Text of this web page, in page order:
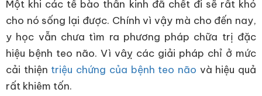
Một khi các tế bào thần kinh đã chết đi sẽ rất khó
cho nó sống lại được. Chính vì vậy mà cho đến nay,
y học vẫn chưa tìm ra phương pháp chữa trị đặc
hiệu bệnh teo não. Vì vâỵ các giải pháp chỉ ở mức
cải thiện triệu chứng của bệnh teo não và hiệu quả
rất khiêm tốn.